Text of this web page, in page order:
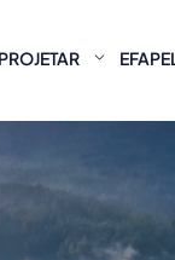
EFAPEL